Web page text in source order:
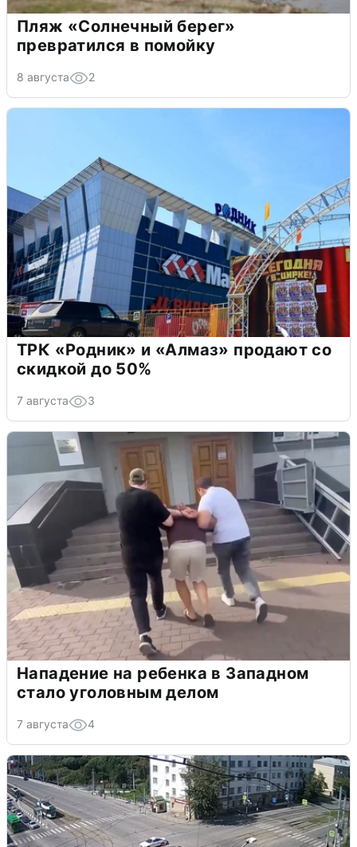
Пляж «Солнечный берег»
превратился в помойку
8 августа 2
ТРК «Родник» и «Алмаз» продают со
скидкой до 50%
7 августа 3
Нападение на ребенка в Западном
стало уголовным делом
7 августа 4